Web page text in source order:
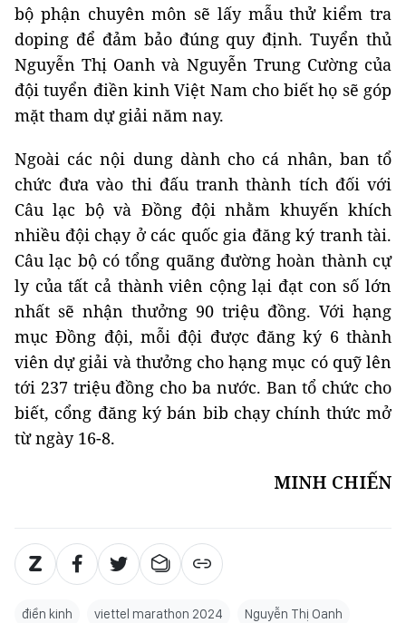
bộ phận chuyên môn sẽ lấy mẫu thử kiểm tra
doping để đảm bảo đúng quy định. Tuyển thủ
Nguyễn Thị Oanh và Nguyễn Trung Cường của
đội tuyển điền kinh Việt Nam cho biết họ sẽ góp
mặt tham dự giải năm nay.
Ngoài các nội dung dành cho cá nhân, ban tổ
chức đưa vào thi đấu tranh thành tích đối với
Câu lạc bộ và Đồng đội nhằm khuyến khích
nhiều đội chạy ở các quốc gia đăng ký tranh tài.
Câu lạc bộ có tổng quãng đường hoàn thành cự
ly của tất cả thành viên cộng lại đạt con số lớn
nhất sẽ nhận thưởng 90 triệu đồng. Với hạng
mục Đồng đội, mỗi đội được đăng ký 6 thành
viên dự giải và thưởng cho hạng mục có quỹ lên
tới 237 triệu đồng cho ba nước. Ban tổ chức cho
biết, cổng đăng ký bán bib chạy chính thức mở
từ ngày 16-8.
MINH CHIẾN
điền kinh viettel marathon 2024 Nguyễn Thị Oanh